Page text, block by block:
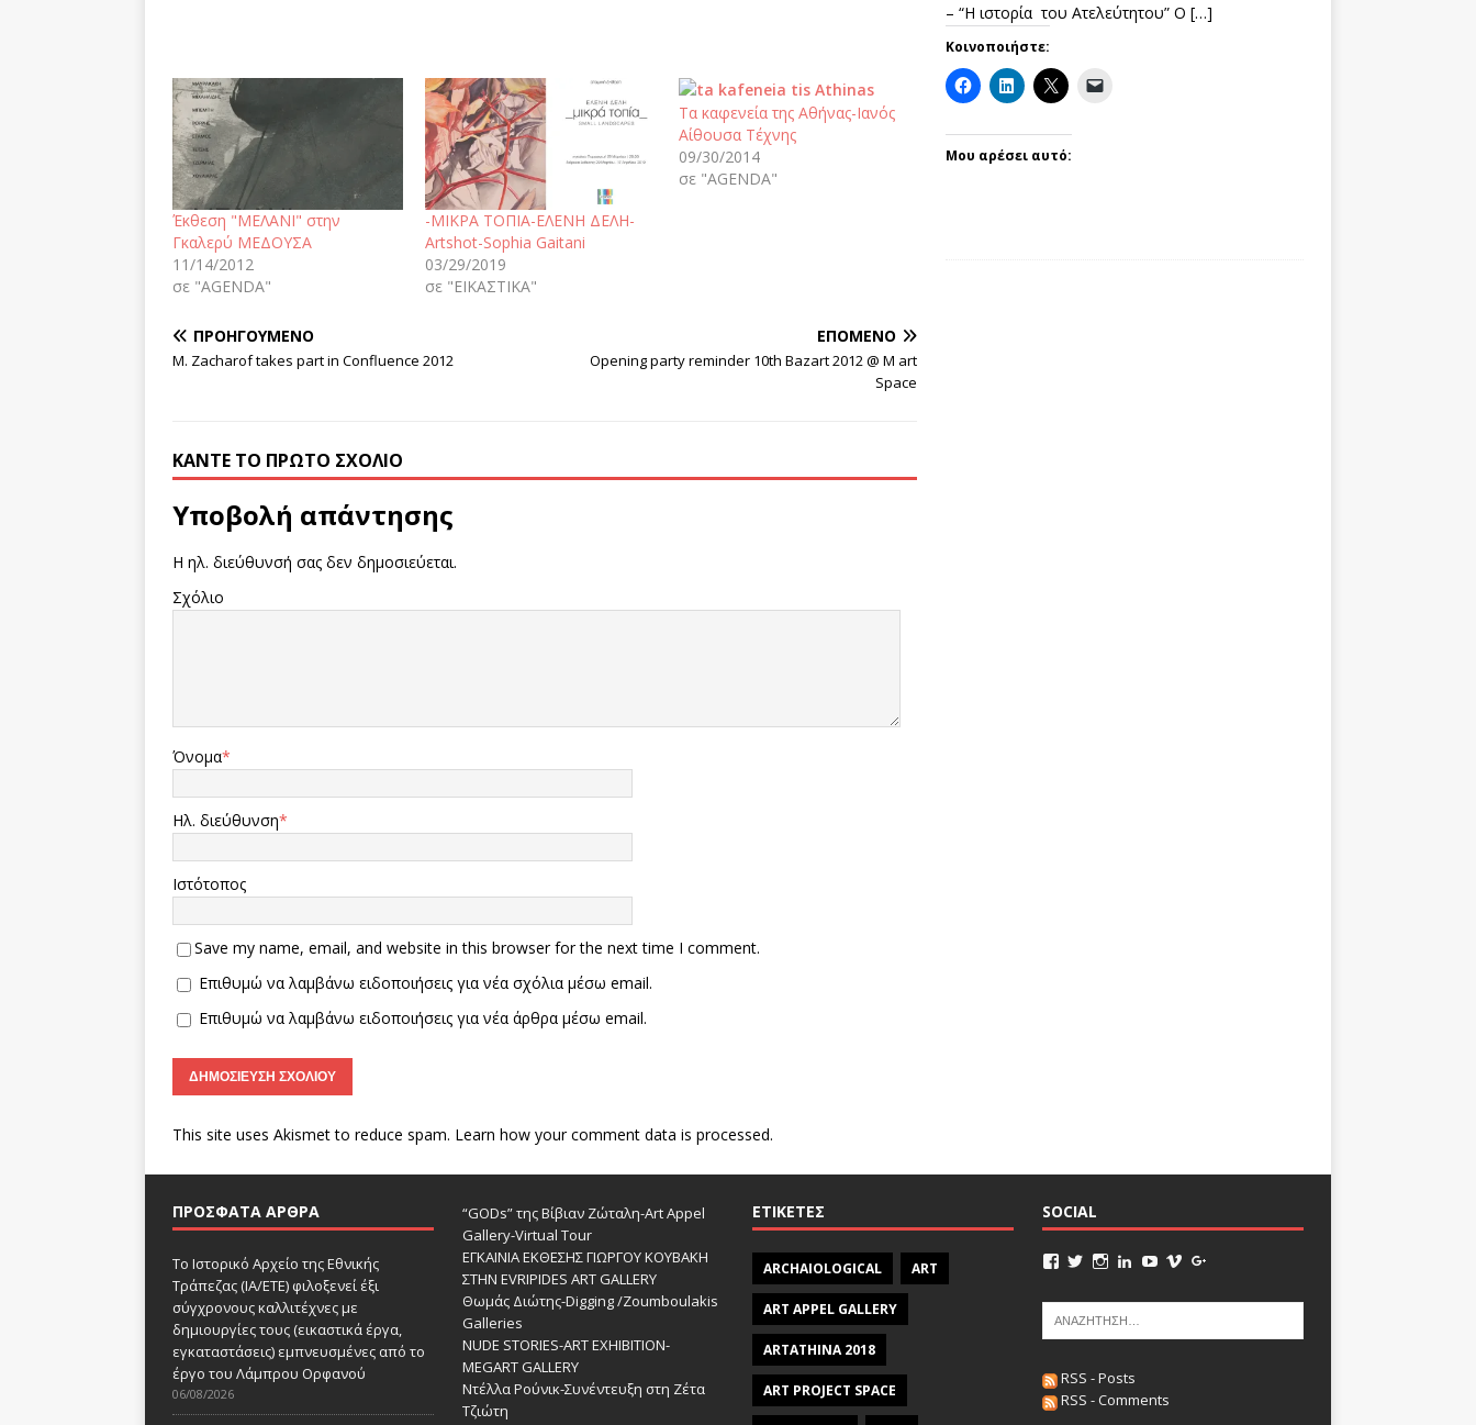
Έκθεση "ΜΕΛΑΝΙ" στην
Γκαλερύ ΜΕΔΟΥΣΑ
11/14/2012
σε "AGENDA"
-ΜΙΚΡΑ ΤΟΠΙΑ-ΕΛΕΝΗ ΔΕΛΗ-
Artshot-Sophia Gaitani
03/29/2019
σε "ΕΙΚΑΣΤΙΚΑ"
Τα καφενεία της Αθήνας-Ιανός
Αίθουσα Τέχνης
09/30/2014
σε "AGENDA"
ΠΡΟΗΓΟΎΜΕΝΟ
M. Zacharof takes part in Confluence 2012
ΕΠΌΜΕΝΟ
Opening party reminder 10th Bazart 2012 @ M art
Space
ΚΆΝΤΕ ΤΟ ΠΡΏΤΟ ΣΧΌΛΙΟ
Υποβολή απάντησης
Η ηλ. διεύθυνσή σας δεν δημοσιεύεται.
Σχόλιο
Όνομα*
Ηλ. διεύθυνση*
Ιστότοπος
Save my name, email, and website in this browser for the next time I comment.
Επιθυμώ να λαμβάνω ειδοποιήσεις για νέα σχόλια μέσω email.
Επιθυμώ να λαμβάνω ειδοποιήσεις για νέα άρθρα μέσω email.
This site uses Akismet to reduce spam. Learn how your comment data is processed.
– “Η ιστορία του Ατελεύτητου” Ο […]
Κοινοποιήστε:
Μου αρέσει αυτό:
ΠΡΌΣΦΑΤΑ ΆΡΘΡΑ
Το Ιστορικό Αρχείο της Εθνικής
Τράπεζας (ΙΑ/ΕΤΕ) φιλοξενεί έξι
σύγχρονους καλλιτέχνες με
δημιουργίες τους (εικαστικά έργα,
εγκαταστάσεις) εμπνευσμένες από το
έργο του Λάμπρου Ορφανού
06/08/2026
“GODs” της Βίβιαν Ζώταλη-Art Appel
Gallery-Virtual Tour
ΕΓΚΑΙΝΙΑ ΕΚΘΕΣΗΣ ΓΙΩΡΓΟΥ ΚΟΥΒΑΚΗ
ΣΤΗΝ EVRIPIDES ART GALLERY
Θωμάς Διώτης-Digging /Zoumboulakis
Galleries
NUDE STORIES-ΑRT EXHIBITION-
MEGART GALLERY
Ντέλλα Ρούνικ-Συνέντευξη στη Ζέτα
Τζιώτη
ΕΤΙΚΈΤΕΣ
ARCHAIOLOGICAL ART
ART APPEL GALLERY
ARTATHINA 2018
ART PROJECT SPACE
SOCIAL
RSS - Posts
RSS - Comments